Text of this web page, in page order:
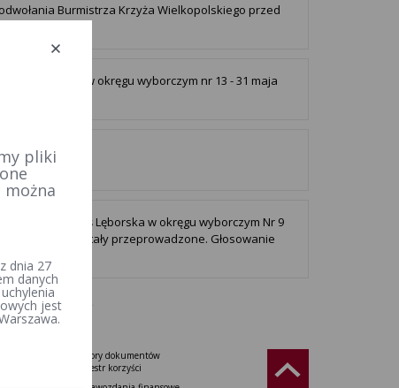
Burmistrza Krzyża Wielkopolskiego przed
Chełmna w okręgu wyborczym nr 13 - 31 maja
Ulhówek
Nowa Wieś Lęborska w okręgu wyborczym Nr 9
r. Wybory zostały przeprowadzone. Głosowanie
Wzory dokumentów
Rejestr korzyści
pliki
można
dnia 27
danych
jest